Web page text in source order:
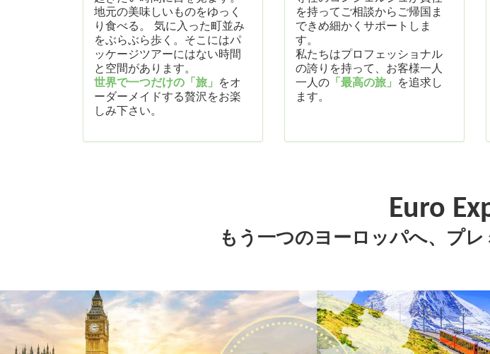
地元の美味しいものをゆっく
り食べる。 気に入った町並み
をぶらぶら歩く。そこにはパ
ッケージツアーにはない時間
と空間があります。
世界で一つだけの「旅」 をオ
ーダーメイドする贅沢をお楽
しみ下さい。
を持ってご相談からご帰国ま
できめ細かくサポートしま
す。
私たちはプロフェッショナル
の誇りを持って、お客様一人
一人の 「最高の旅」 を追求し
ます。
Euro
もう一つのヨーロッパへ、プ